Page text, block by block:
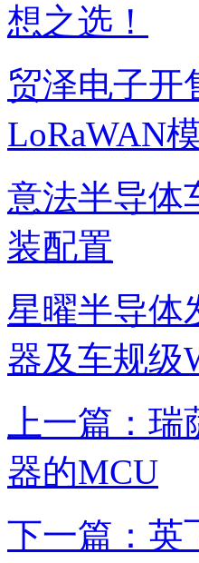
想之选！
贸泽电子开
LoRaWAN
意法半导体
装配置
星曜半导体
器及车规级
上一篇：
器的MCU
下一篇：英